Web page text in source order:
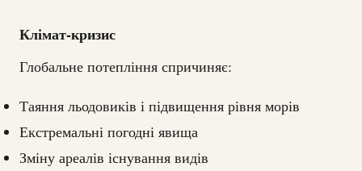
Клімат-кризис
Глобальне потепління спричиняє:
Таяння льодовиків і підвищення рівня морів
Екстремальні погодні явища
Зміну ареалів існування видів